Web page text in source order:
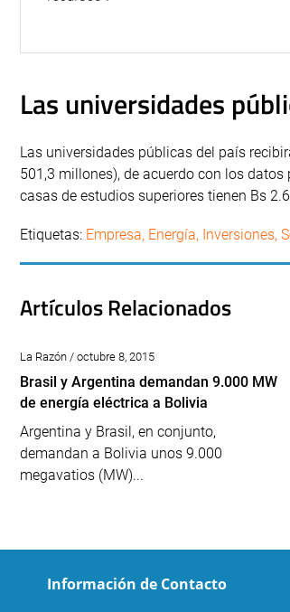
Las universidades
Las universidades públicas del país
501,3 millones), de acuerdo con los
casas de estudios superiores tienen Bs
Etiquetas: Empresa, Energía, Inversiones,
Artículos Relacionados
La Razón / octubre 8, 2015
Brasil y Argentina demandan 9.000 MW
de energía eléctrica a Bolivia
Argentina y Brasil, en conjunto,
demandan a Bolivia unos 9.000
megavatios (MW)...
Información de Contacto